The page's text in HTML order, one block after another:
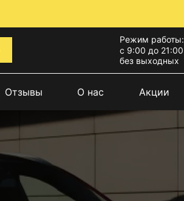
Режим работы:
с 9:00 до 21:00
без выходных
Отзывы О нас Акции